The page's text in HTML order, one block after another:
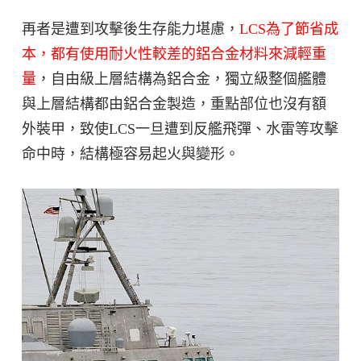
再者是遭到攻擊後生存能力堪慮， LCS為了節省成
本，都有使用耐火性較差的鋁合金材料來減輕重
量 ，自由級上層結構為鋁合金，獨立級整個艦體
與上層結構都由鋁合金製造，重點部位也沒有額
外裝甲，致使LCS一旦遭到反艦飛彈、水雷等攻擊
命中時，結構極容易起火與變形。